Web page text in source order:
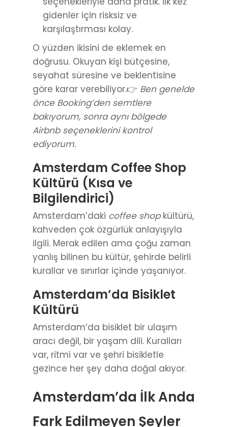
doğrusu. Okuyan kişi bütçesine,
seyahat süresine ve beklentisine
göre karar verebiliyor.👉
önce Booking’den semtlere
bakıyorum, sonra aynı bölgede
Airbnb seçeneklerini kontrol
ediyorum.
Amsterdam Coffee Shop
Kültürü (Kısa ve
Bilgilendirici)
kahveden çok özgürlük anlayışıyla
ilgili. Merak edilen ama çoğu zaman
yanlış bilinen bu kültür, şehirde belirli
kurallar ve sınırlar içinde yaşanıyor.
Amsterdam’da Bisiklet
Kültürü
Amsterdam’da bisiklet bir ulaşım
var, ritmi var ve şehri bisikletle
gezince her şey daha doğal akıyor.
Amsterdam’da İlk Anda
Fark Edilmeyen Şeyler